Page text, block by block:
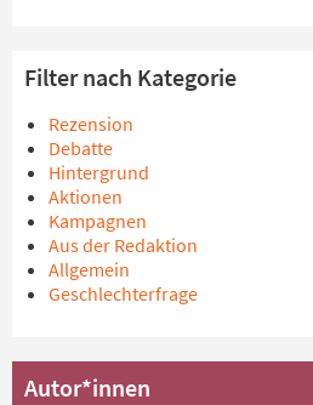
Filter nach Kategorie
Rezension
Debatte
Hintergrund
Aktionen
Kampagnen
Aus der Redaktion
Allgemein
Geschlechterfrage
Autor*innen